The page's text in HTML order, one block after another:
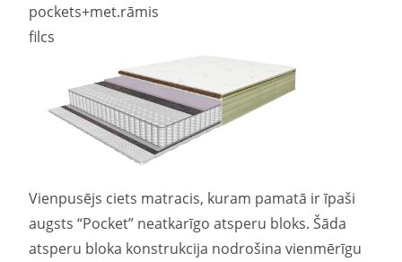
pockets+met.rāmis
filcs
Vienpusējs ciets matracis, kuram pamatā ir īpaši
augsts “Pocket” neatkarīgo atsperu bloks. Šāda
atsperu bloka konstrukcija nodrošina vienmērīgu